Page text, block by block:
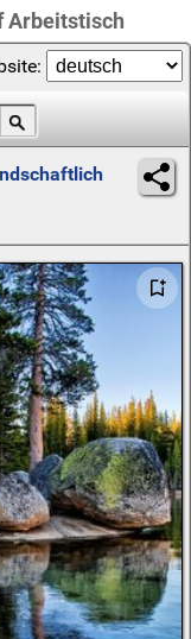
Arbeitstisch